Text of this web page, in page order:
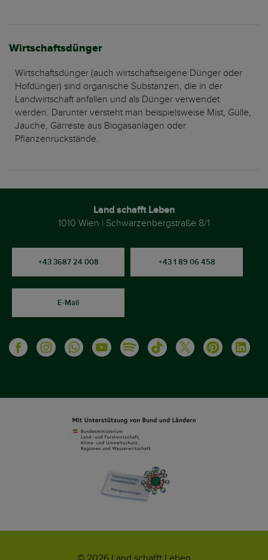
Wirtschaftsdünger
Wirtschaftsdünger (auch wirtschaftseigene Dünger oder
Hofdünger) sind organische Substanzen, die in der
Landwirtschaft anfallen und als Dünger verwendet
werden. Darunter versteht man beispielsweise Mist, Gülle,
Jauche, Gärreste aus Biogasanlagen oder
Pflanzenrückstände.
Land schafft Leben
1010 Wien | Schwarzenbergstraße 8/1
+43 3687 24 008 +43 1 89 06 458
E-Mail